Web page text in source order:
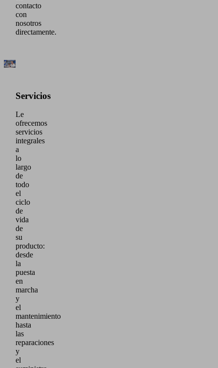
contacto
con
nosotros
directamente.
Servicios
Le
ofrecemos
servicios
integrales
a
lo
largo
de
todo
el
ciclo
de
vida
de
su
producto:
desde
la
puesta
en
marcha
y
el
mantenimiento
hasta
las
reparaciones
y
el